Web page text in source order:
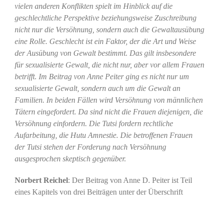
vielen anderen Konflikten spielt im Hinblick auf die
geschlechtliche Perspektive beziehungsweise Zuschreibung
nicht nur die Versöhnung, sondern auch die Gewaltausübung
eine Rolle. Geschlecht ist ein Faktor, der die Art und Weise
der Ausübung von Gewalt bestimmt. Das gilt insbesondere
für sexualisierte Gewalt, die nicht nur, aber vor allem Frauen
betrifft. Im Beitrag von Anne Peiter ging es nicht nur um
sexualisierte Gewalt, sondern auch um die Gewalt an
Familien. In beiden Fällen wird Versöhnung von männlichen
Tätern eingefordert. Da sind nicht die Frauen diejenigen, die
Versöhnung einfordern. Die Tutsi fordern rechtliche
Aufarbeitung, die Hutu Amnestie. Die betroffenen Frauen
der Tutsi stehen der Forderung nach Versöhnung
ausgesprochen skeptisch gegenüber.
Norbert Reichel: Der Beitrag von Anne D. Peiter ist Teil
eines Kapitels von drei Beiträgen unter der Überschrift